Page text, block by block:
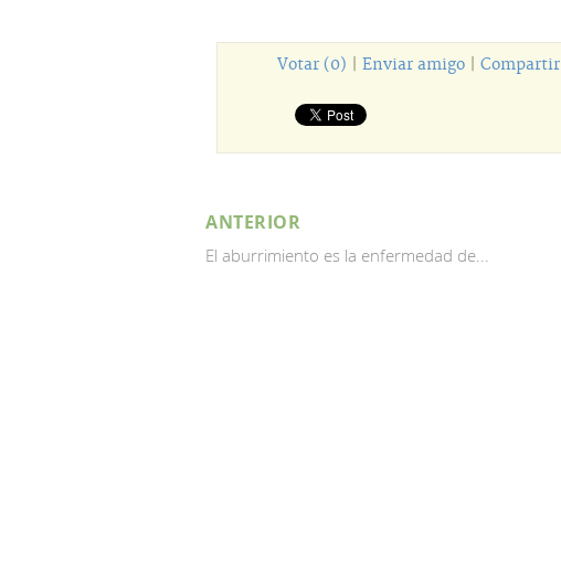
Votar (0) Enviar amigo Compartir
ANTERIOR
El aburrimiento es la enfermedad de...